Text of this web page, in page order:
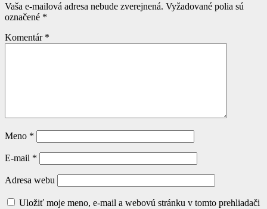
Vaša e-mailová adresa nebude zverejnená. Vyžadované polia sú
označené *
Komentár *
Meno *
E-mail *
Adresa webu
Uložiť moje meno, e-mail a webovú stránku v tomto prehliadači